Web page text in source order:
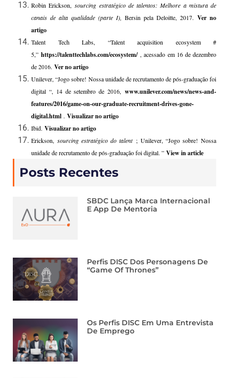
Robin Erickson,sourcing estratégico de talentos: Melhore a mistura de
canais de alta qualidade (parte I), Bersin pela Deloitte, 2017.Ver no
artigo
Talent Tech Labs, “Talent acquisition ecosystem #
5,”https://talenttechlabs.com/ecosystem/, acessado em 16 de dezembro
de 2016. Ver no artigo
Unilever, “Jogo sobre! Nossa unidade de recrutamento de pós-graduação foi
digital “, 14 de setembro de 2016, www.unilever.com/news/news-and-
features/2016/game-on-our-graduate-recruitment-drives-gone-
digital.html . Visualizar no artigo
Ibid. Visualizar no artigo
Erickson,sourcing estratégico do talent; Unilever, “Jogo sobre! Nossa
unidade de recrutamento de pós-graduação foi digital. ” View in article
Posts Recentes
SBDC Lança Marca Internacional
E App De Mentoria
Perfis DISC Dos Personagens De
“Game Of Thrones”
Os Perfis DISC Em Uma Entrevista
De Emprego